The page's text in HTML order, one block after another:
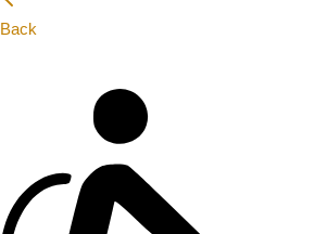
Back